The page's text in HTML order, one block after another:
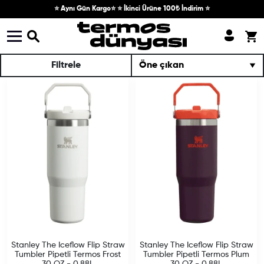
Skip to content⭐ Aynı Gün Kargo⭐ ⭐ İkinci Ürüne 100₺ İndirim ⭐
Filtrele
Stanley The Iceflow Flip Straw
Tumbler Pipetli Termos Frost
Stanley The Iceflow Flip Straw
Tumbler Pipetli Termos Plum